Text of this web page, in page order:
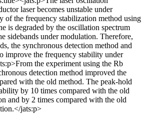
laser becomes unstable under
of the frequency stabilization method using
is degraded by the oscillation spectrum
sidebands under modulation. Therefore,
the synchronous detection method and
improve the frequency stability under
the experiment using the Rb
detection method improved the
with the old method. The peak‐hold
by 10 times compared with the old
and by 2 times compared with the old
jats:p>